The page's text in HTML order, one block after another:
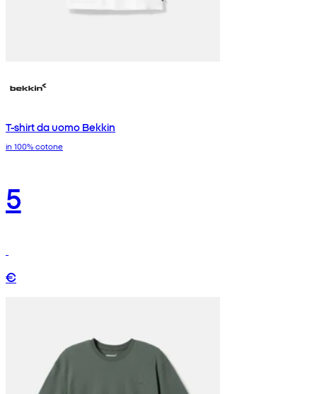
T-shirt da uomo Bekkin
in 100% cotone
5
€